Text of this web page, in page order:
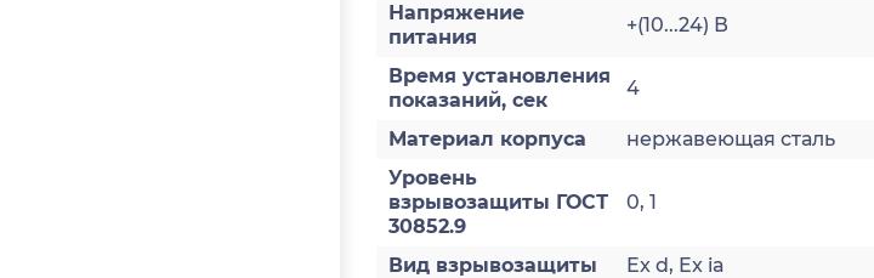
Напряжение
питания
+(10...24) В
Время установления
показаний, сек
4
Материал корпуса
нержавеющая сталь
Уровень
взрывозащиты ГОСТ
30852.9
0, 1
Вид взрывозащиты
Ex d, Ex ia